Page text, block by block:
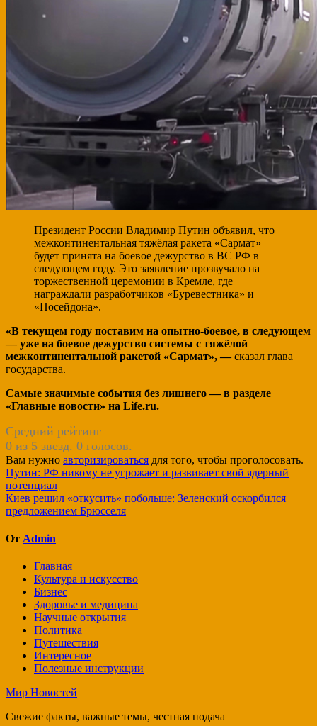
Президент России Владимир Путин объявил, что
межконтинентальная тяжёлая ракета «Сармат»
будет принята на боевое дежурство в ВС РФ в
следующем году. Это заявление прозвучало на
торжественной церемонии в Кремле, где
награждали разработчиков «Буревестника» и
«Посейдона».
«В текущем году поставим на опытно-боевое, в следующем
— уже на боевое дежурство системы с тяжёлой
межконтинентальной ракетой «Сармат», —сказал глава
государства.
Самые значимые события без лишнего — в разделе
«Главные новости» на Life.ru.
Средний рейтинг
0 из 5 звезд. 0 голосов.
Вам нужно авторизироваться для того, чтобы проголосовать.
Навигация
по
записям
Путин: РФ никому не угрожает и развивает свой ядерный
потенциал
Киев решил «откусить» побольше: Зеленский оскорбился
предложением Брюсселя
От Admin
Главная
Культура и искусство
Бизнес
Здоровье и медицина
Научные открытия
Политика
Путешествия
Интересное
Полезные инструкции
Мир Новостей
Свежие факты, важные темы, честная подача